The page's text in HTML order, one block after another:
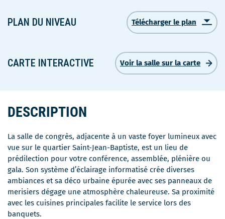
PLAN DU NIVEAU Télécharger le plan
Ce
dans
une
CARTE INTERACTIVE Voir la salle sur la carte
DESCRIPTION
La salle de congrès, adjacente à un vaste foyer lumineux avec
vue sur le quartier Saint-Jean-Baptiste, est un lieu de
prédilection pour votre conférence, assemblée, plénière ou
gala. Son système d’éclairage informatisé crée diverses
ambiances et sa déco urbaine épurée avec ses panneaux de
merisiers dégage une atmosphère chaleureuse. Sa proximité
avec les cuisines principales facilite le service lors des
banquets.